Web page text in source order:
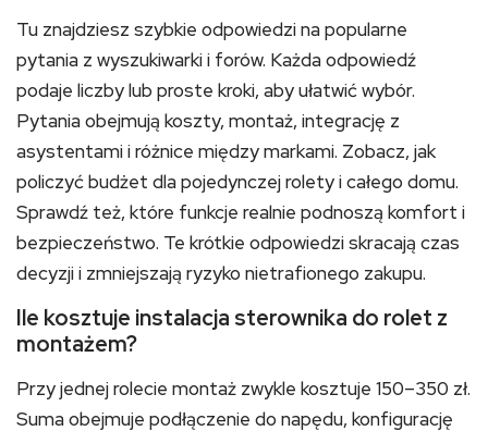
Tu znajdziesz szybkie odpowiedzi na popularne
pytania z wyszukiwarki i forów. Każda odpowiedź
podaje liczby lub proste kroki, aby ułatwić wybór.
Pytania obejmują koszty, montaż, integrację z
asystentami i różnice między markami. Zobacz, jak
policzyć budżet dla pojedynczej rolety i całego domu.
Sprawdź też, które funkcje realnie podnoszą komfort i
bezpieczeństwo. Te krótkie odpowiedzi skracają czas
decyzji i zmniejszają ryzyko nietrafionego zakupu.
Ile kosztuje instalacja sterownika do rolet z
montażem?
Przy jednej rolecie montaż zwykle kosztuje 150–350 zł.
Suma obejmuje podłączenie do napędu, konfigurację